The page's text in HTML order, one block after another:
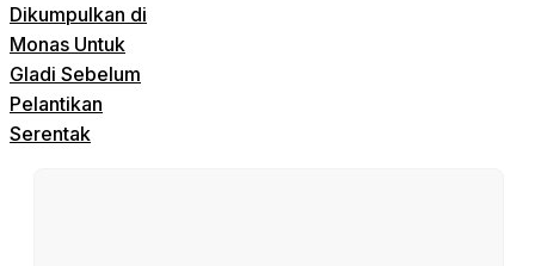
Dikumpulkan di
Monas Untuk
Gladi Sebelum
Pelantikan
Serentak